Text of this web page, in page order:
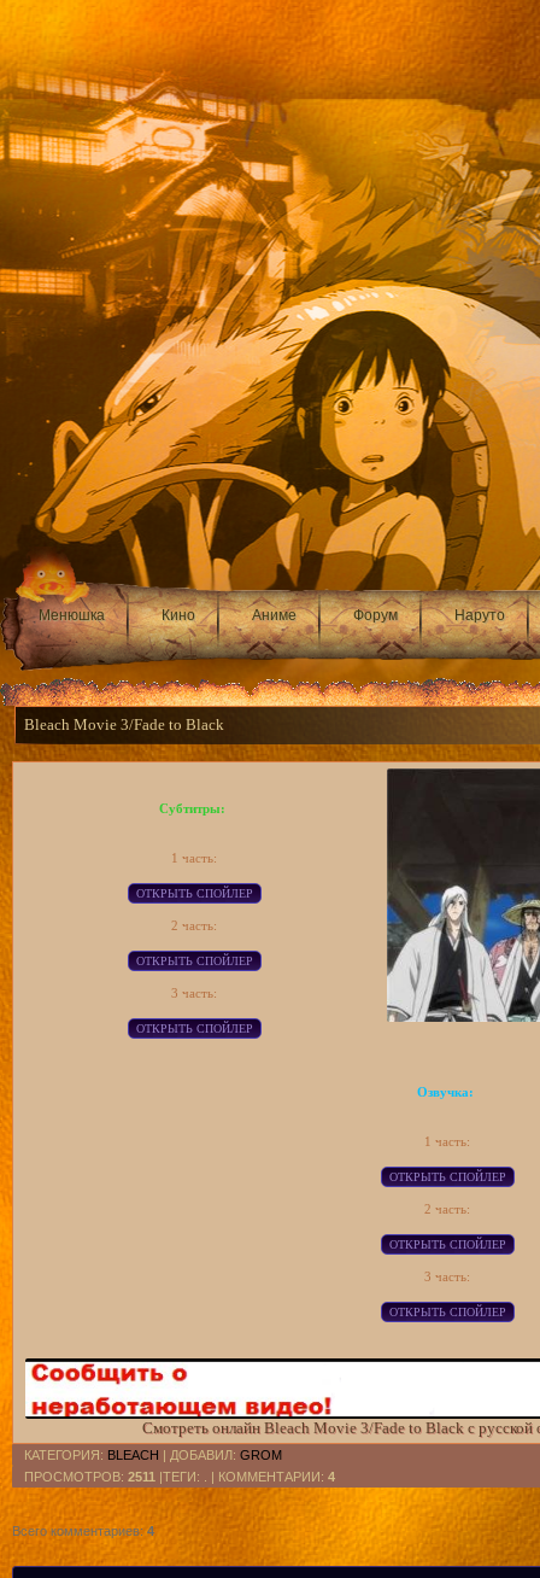
Менюшка Кино Аниме Форум Наруто
Bleach Movie 3/Fade to Black
Субтитры:
1 часть:
2 часть:
3 часть:
Озвучка:
1 часть:
2 часть:
3 часть:
Смотреть онлайн Bleach Movie 3/Fade to Black с русской
КАТЕГОРИЯ: BLEACH | ДОБАВИЛ: GROM
ПРОСМОТРОВ: 2511 |ТЕГИ: . | КОММЕНТАРИИ: 4
Всего комментариев:4